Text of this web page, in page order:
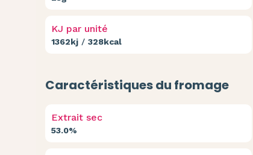
KJ par unité
1362kj / 328kcal
Caractéristiques du fromage
Extrait sec
53.0%